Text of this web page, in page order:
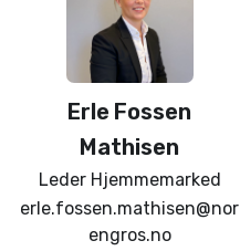
Erle Fossen
Mathisen
Leder Hjemmemarked
erle.fossen.mathisen@nor
engros.no